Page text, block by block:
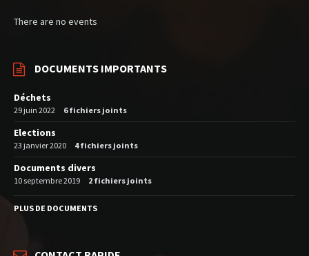
There are no events
DOCUMENTS IMPORTANTS
Déchets
29 juin 2022 6 fichiers joints
Elections
23 janvier 2020 4 fichiers joints
Documents divers
10 septembre 2019 2 fichiers joints
PLUS DE DOCUMENTS